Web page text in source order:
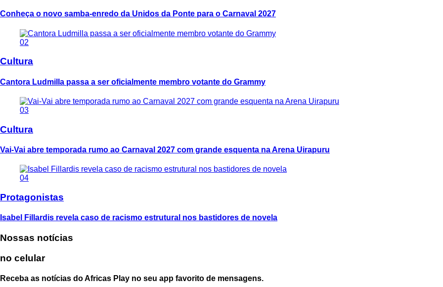
Conheça o novo samba-enredo da Unidos da Ponte para o Carnaval 2027
02
Cultura
Cantora Ludmilla passa a ser oficialmente membro votante do Grammy
03
Cultura
Vai-Vai abre temporada rumo ao Carnaval 2027 com grande esquenta na Arena Uirapuru
04
Protagonistas
Isabel Fillardis revela caso de racismo estrutural nos bastidores de novela
Nossas notícias
no celular
Receba as notícias do Africas Play no seu app favorito de mensagens.